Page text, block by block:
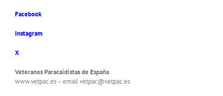
Facebook
Instagram
X
Veteranos Paracaidistas de España
www.vetpac.es – email vetpac@vetpac.es